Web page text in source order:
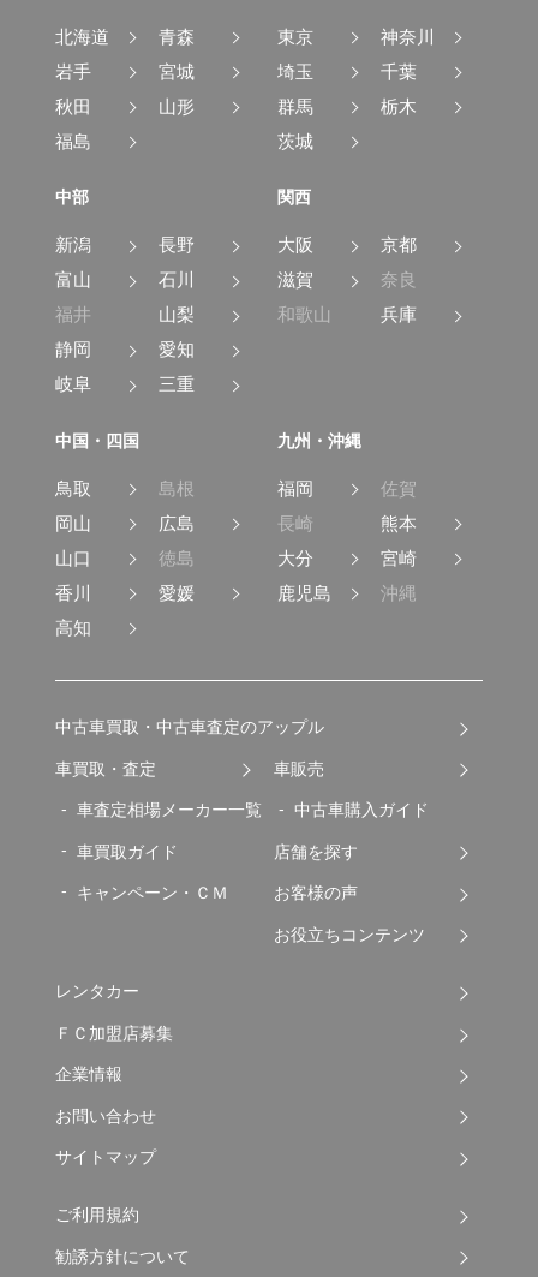
北海道
青森
岩手
宮城
秋田
山形
福島
東京
神奈川
埼玉
千葉
群馬
栃木
茨城
中部
新潟
長野
富山
石川
福井
山梨
静岡
愛知
岐阜
三重
関西
大阪
京都
滋賀
奈良
和歌山
兵庫
中国・四国
鳥取
島根
岡山
広島
山口
徳島
香川
愛媛
高知
九州・沖縄
福岡
佐賀
長崎
熊本
大分
宮崎
鹿児島
沖縄
中古車買取・中古車査定のアップル
車買取・査定
車査定相場メーカー一覧
車買取ガイド
キャンペーン・ＣＭ
車販売
中古車購入ガイド
店舗を探す
お客様の声
お役立ちコンテンツ
レンタカー
ＦＣ加盟店募集
企業情報
お問い合わせ
サイトマップ
ご利用規約
勧誘方針について